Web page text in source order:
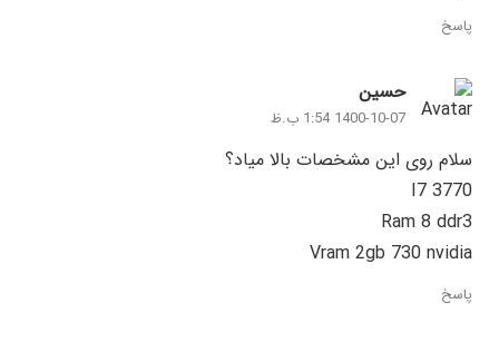
پاسخ
حسین
1400-10-07 1:54 ب.ظ
سلام روی این مشخصات بالا میاد؟
I7 3770
Ram 8 ddr3
Vram 2gb 730 nvidia
پاسخ